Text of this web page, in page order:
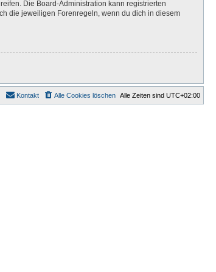
Die Board-Administration kann registrierten
die jeweiligen Forenregeln, wenn du dich in diesem
Alle Zeiten sind UTC+02:00
Alle Cookies löschen
Kontakt